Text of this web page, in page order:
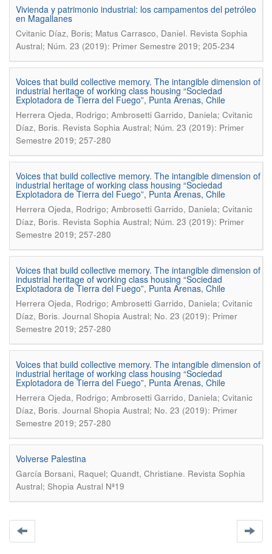
Vivienda y patrimonio industrial: los campamentos del petróleo
en Magallanes
Cvitanic Díaz, Boris; Matus Carrasco, Daniel. Revista Sophia
Austral; Núm. 23 (2019): Primer Semestre 2019; 205-234
Voices that build collective memory. The intangible dimension of
industrial heritage of working class housing “Sociedad
Explotadora de Tierra del Fuego”, Punta Arenas, Chile
Herrera Ojeda, Rodrigo; Ambrosetti Garrido, Daniela; Cvitanic
Díaz, Boris. Revista Sophia Austral; Núm. 23 (2019): Primer
Semestre 2019; 257-280
Voices that build collective memory. The intangible dimension of
industrial heritage of working class housing “Sociedad
Explotadora de Tierra del Fuego”, Punta Arenas, Chile
Herrera Ojeda, Rodrigo; Ambrosetti Garrido, Daniela; Cvitanic
Díaz, Boris. Revista Sophia Austral; Núm. 23 (2019): Primer
Semestre 2019; 257-280
Voices that build collective memory. The intangible dimension of
industrial heritage of working class housing “Sociedad
Explotadora de Tierra del Fuego”, Punta Arenas, Chile
Herrera Ojeda, Rodrigo; Ambrosetti Garrido, Daniela; Cvitanic
Díaz, Boris. Journal Shopia Austral; No. 23 (2019): Primer
Semestre 2019; 257-280
Voices that build collective memory. The intangible dimension of
industrial heritage of working class housing “Sociedad
Explotadora de Tierra del Fuego”, Punta Arenas, Chile
Herrera Ojeda, Rodrigo; Ambrosetti Garrido, Daniela; Cvitanic
Díaz, Boris. Journal Shopia Austral; No. 23 (2019): Primer
Semestre 2019; 257-280
Volverse Palestina
García Borsani, Raquel; Quandt, Christiane. Revista Sophia
Austral; Shopia Austral Nª19